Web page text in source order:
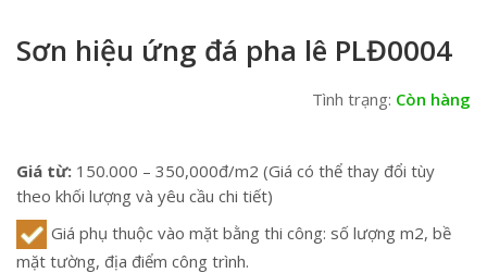
Sơn hiệu ứng đá pha lê PLĐ0004
Tình trạng: Còn hàng
Giá từ: 150.000 – 350,000đ/m2 (Giá có thể thay đổi tùy
theo khối lượng và yêu cầu chi tiết)
Giá phụ thuộc vào mặt bằng thi công: số lượng m2, bề
mặt tường, địa điểm công trình.